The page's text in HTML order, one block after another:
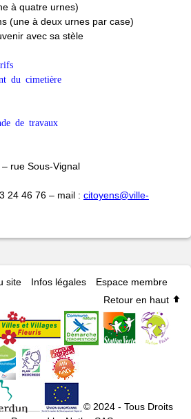
à quatre urnes)
(une à deux urnes par case)
avec sa stèle
du cimetière
de travaux
rue Sous-Vignal
24 46 76 – mail : citoyens@ville-
site Infos légales
Espace membre
Retour en haut
© 2024 - Tous Droits